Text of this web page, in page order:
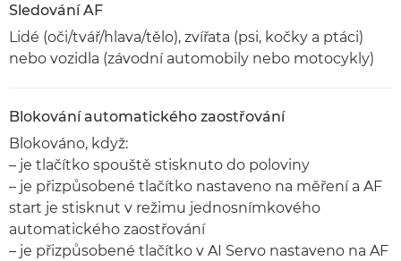
Sledování AF
Lidé (oči/tvář/hlava/tělo), zvířata (psi, kočky a ptáci)
nebo vozidla (závodní automobily nebo motocykly)
Blokování automatického zaostřování
Blokováno, když:
– je tlačítko spouště stisknuto do poloviny
– je přizpůsobené tlačítko nastaveno na měření a AF
start je stisknut v režimu jednosnímkového
automatického zaostřování
– je přizpůsobené tlačítko v AI Servo nastaveno na AF